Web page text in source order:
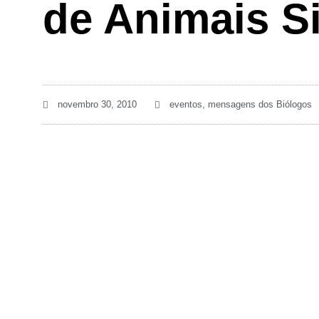
de Animais
novembro 30, 2010 eventos, mensagens dos Biólogos